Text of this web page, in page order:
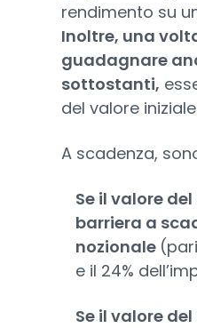
rendimento su
Inoltre, una
guadagnare
sottostanti,
del valore
A scadenza,
Se il valore
barriera a
nozionale
e il 24%
Se il valore